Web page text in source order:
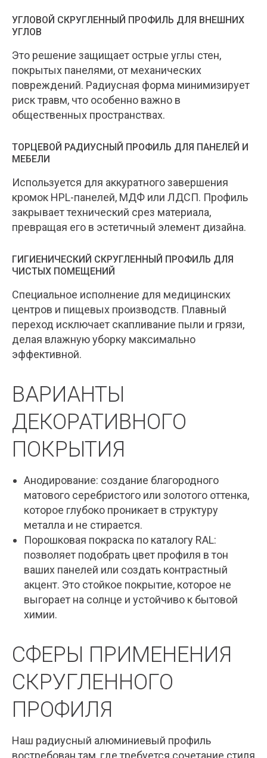
УГЛОВОЙ СКРУГЛЕННЫЙ ПРОФИЛЬ ДЛЯ ВНЕШНИХ
УГЛОВ
Это решение защищает острые углы стен,
покрытых панелями, от механических
повреждений. Радиусная форма минимизирует
риск травм, что особенно важно в
общественных пространствах.
ТОРЦЕВОЙ РАДИУСНЫЙ ПРОФИЛЬ ДЛЯ ПАНЕЛЕЙ И
МЕБЕЛИ
Используется для аккуратного завершения
кромок HPL-панелей, МДФ или ЛДСП. Профиль
закрывает технический срез материала,
превращая его в эстетичный элемент дизайна.
ГИГИЕНИЧЕСКИЙ СКРУГЛЕННЫЙ ПРОФИЛЬ ДЛЯ
ЧИСТЫХ ПОМЕЩЕНИЙ
Специальное исполнение для медицинских
центров и пищевых производств. Плавный
переход исключает скапливание пыли и грязи,
делая влажную уборку максимально
эффективной.
ВАРИАНТЫ
ДЕКОРАТИВНОГО
ПОКРЫТИЯ
Анодирование: создание благородного
матового серебристого или золотого оттенка,
которое глубоко проникает в структуру
металла и не стирается.
Порошковая покраска по каталогу RAL:
позволяет подобрать цвет профиля в тон
ваших панелей или создать контрастный
акцент. Это стойкое покрытие, которое не
выгорает на солнце и устойчиво к бытовой
химии.
СФЕРЫ ПРИМЕНЕНИЯ
СКРУГЛЕННОГО
ПРОФИЛЯ
Наш радиусный алюминиевый профиль
востребован там, где требуется сочетание стиля